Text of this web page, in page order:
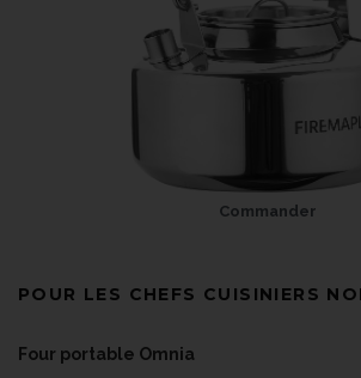
Commander
POUR LES CHEFS CUISINIERS
Four portable Omnia